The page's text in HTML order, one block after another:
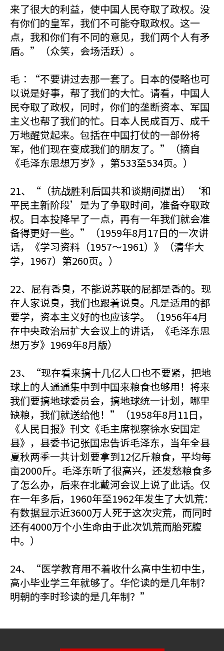
来了很大的利益，使中国人民夺取了政权。没
有你们的皇军，我们不可能夺取政权。这一
点，我和你们有不同的意见，我们两个人有矛
盾。”（众笑，会场活跃）。
毛∶“不要讲过去那一套了。日本的侵略也可
以说是好事，帮了我们的大忙。请看，中国人
民夺取了政权，同时，你们的垄断资本、军国
主义也帮了我们的忙。日本人民成百万、成千
万地醒觉起来。包括在中国打仗的一部份将
军，他们现在变成我们的朋友了。”（摘自
《毛泽东思想万岁》，第533至534页。）
21、“（抗战胜利后国共和谈期间提出）‘和
平民主新阶段’是为了争取时间，准备夺取政
权。日本投降早了一点，再有一年我们就会准
备得更好一些。”（1959年8月17日的一次讲
话，《学习资料（1957～1961）》（清华大
学，1967）第260页。）
22、屁有香臭，不能说苏联的屁都是香的。现
在人家说臭，我们也跟着说臭。凡是适用的都
要学，资本主义好的也应该学。（1956年4月
在中央政治局扩大会议上的讲话，《毛泽东思
想万岁》1969年8月版）
23、“现在看来搞十几亿人口也不要紧，把地
球上的人通通集中到中国来粮食也够用！将来
我们要搞地球委员会，搞地球统一计划，哪里
缺粮，我们就送给他！”（1958年8月11日，
《人民日报》刊文《毛主席视察徐水安国定
县》，县委书记张国忠告诉毛泽东，当年全县
夏秋两季一共计划要拿到12亿斤粮食，平均每
亩2000斤。毛泽东听了很高兴，还发愁粮食多
了怎么办，后来在北戴河会议上说了此话。仅
在一年多后，1960年至1962年发生了大饥荒：
有数据显示近3600万人死于这次灾荒，而同时
还有4000万个小生命由于此次饥荒而胎死腹
中。）
24、“医学教育用不着收什么高中生初中生，
高小毕业学三年就够了。华佗读的是几年制？
明朝的李时珍读的是几年制？”